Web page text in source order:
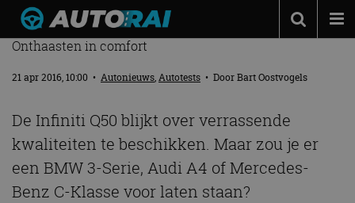
Autonieuws
Podcast
Autotests
Automerken
Adverteren
INFINITI Q50 2.2D – RIJTEST
Onthaasten in comfort
21 apr 2016, 10:00 • Autonieuws,Autotests • DoorBart Oostvogels
De Infiniti Q50 blijkt over verrassende
kwaliteiten te beschikken. Maar zou je er
een BMW 3-Serie, Audi A4 of Mercedes-
Benz C-Klasse voor laten staan?